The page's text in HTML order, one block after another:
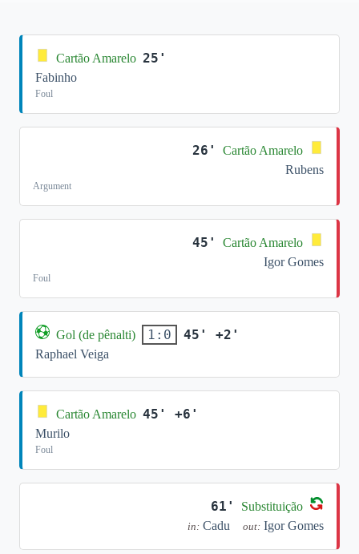
Cartão Amarelo 25'
Fabinho
Foul
26'
Cartão Amarelo
Rubens
Argument
45'
Cartão Amarelo
Igor Gomes
Foul
Gol (de pênalti) 1:0 45' +2'
Raphael Veiga
Cartão Amarelo 45' +6'
Murilo
Foul
61' Substituição
in: Cadu out: Igor Gomes